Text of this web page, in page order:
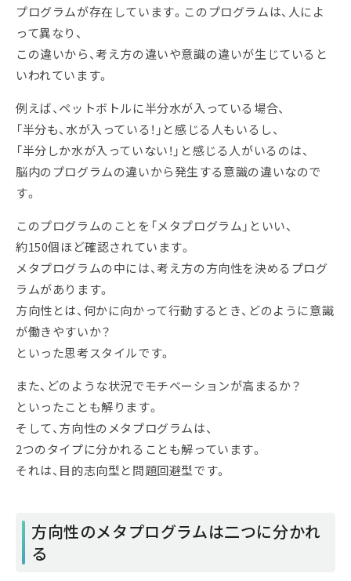
プログラムが存在しています。このプログラムは、人によ
って異なり、
この違いから、考え方の違いや意識の違いが生じていると
いわれています。
例えば、ペットボトルに半分水が入っている場合、
「半分も、水が入っている！」と感じる人もいるし、
「半分しか水が入っていない！」と感じる人がいるのは、
脳内のプログラムの違いから発生する意識の違いなので
す。
このプログラムのことを「メタプログラム」といい、
約150個ほど確認されています。
メタプログラムの中には、考え方の方向性を決めるプログ
ラムがあります。
方向性とは、何かに向かって行動するとき、どのように意識
が働きやすいか？
といった思考スタイルです。
また、どのような状況でモチベーションが高まるか？
といったことも解ります。
そして、方向性のメタプログラムは、
2つのタイプに分かれることも解っています。
それは、目的志向型と問題回避型です。
方向性のメタプログラムは二つに分かれ
る